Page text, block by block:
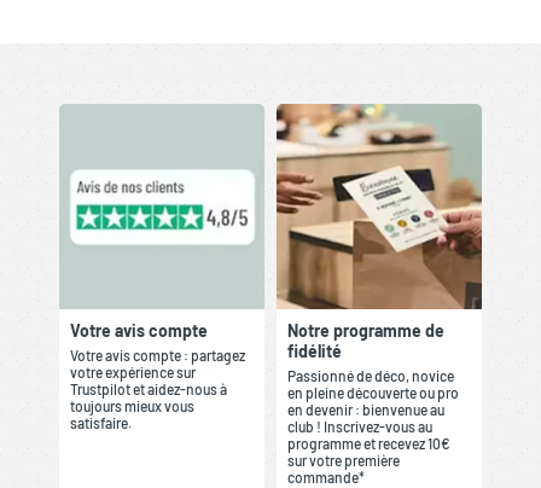
Votre avis compte
Votre avis compte : partagez
votre expérience sur
Trustpilot et aidez-nous à
toujours mieux vous
satisfaire.
Notre programme de
fidélité
Passionné de déco, novice
en pleine découverte ou pro
en devenir : bienvenue au
club ! Inscrivez-vous au
programme et recevez 10€
sur votre première
commande*